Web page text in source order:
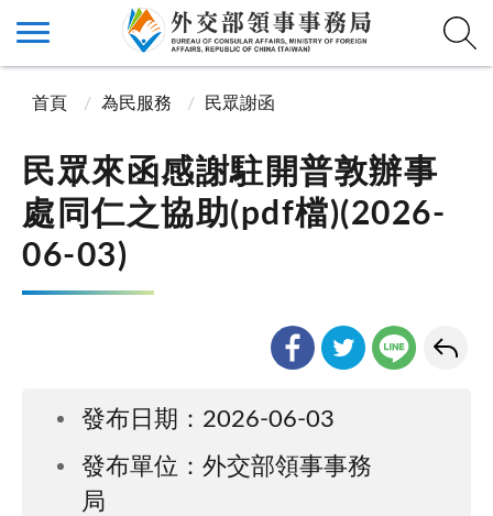
首頁 為民服務 民眾謝函
民眾來函感謝駐開普敦辦事
處同仁之協助(pdf檔)(2026-
06-03)
發布日期：2026-06-03
發布單位：外交部領事事務
局